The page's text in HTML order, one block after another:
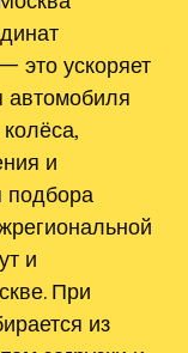
это ускоряет
автомобиля
и
подбора
и
При
из